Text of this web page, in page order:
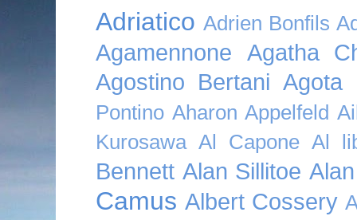
Adriatico Adrien Bonfils
Agamennone
Agatha
Agostino Bertani Agota
Pontino Aharon Appelfeld
Kurosawa Al Capone Al
Bennett Alan Sillitoe
Camus Albert Cossery